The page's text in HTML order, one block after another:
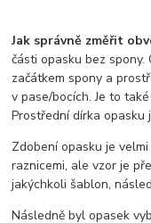
Jak správně změřit
části opasku bez
začátkem spony a
v pase/bocích. Je to
Prostřední dírka opasku
Zdobení opasku je
raznicemi, ale vzor je
jakýchkoli šablon,
Následně byl opasek